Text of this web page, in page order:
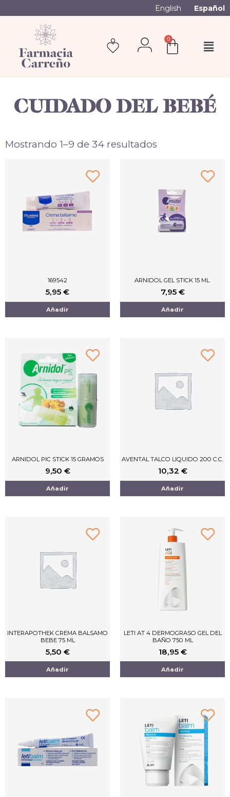
English Español
0
CUIDADO DEL BEBÉ
Mostrando 1–9 de 34 resultados
169542
5,95 €
Añadir
ARNIDOL GEL STICK 15 ML.
7,95 €
Añadir
ARNIDOL PIC STICK 15 GRAMOS
9,50 €
Añadir
AVENTAL TALCO LIQUIDO 200 C.C.
10,32 €
Añadir
INTERAPOTHEK CREMA BALSAMO
BEBE 75 ML
5,50 €
Añadir
LETI AT 4 DERMOGRASO GEL DEL
BAÑO 750 ML
18,95 €
Añadir